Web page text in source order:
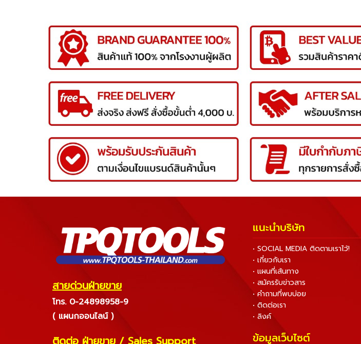
สายด่วนฝ่ายขาย
โทร. 0-24898958-9
( แผนกออนไลน์ )
ติดต่อ ฝ่ายขาย / Sales Support
แนะนำบริษัท
• SOCIAL MEDIA ติดตามเราไว้!
• เกี่ยวกับเรา
• แผนที่เส้นทาง
• สมัครรับข่าวสาร
• คำถามที่พบบ่อย
• ติดต่อเรา
• ลิงค์
ข้อมูลเว็บไซต์